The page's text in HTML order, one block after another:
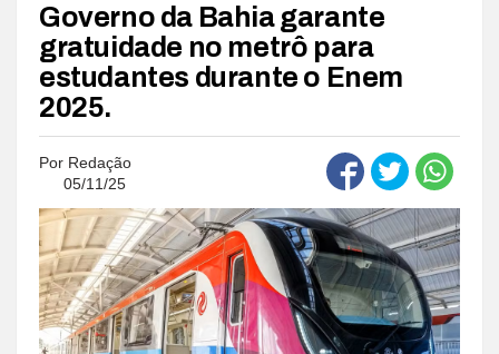
Governo da Bahia garante
gratuidade no metrô para
estudantes durante o Enem
2025.
Por Redação
05/11/25